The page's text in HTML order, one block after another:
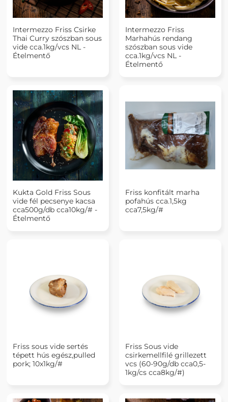
Intermezzo Friss Csirke
Thai Curry szószban sous
vide cca.1kg/vcs NL -
Ételmentő
Intermezzo Friss
Marhahús rendang
szószban sous vide
cca.1kg/vcs NL -
Ételmentő
Kukta Gold Friss Sous
vide fél pecsenye kacsa
cca500g/db cca10kg/# -
Ételmentő
Friss konfitált marha
pofahús cca.1,5kg
cca7,5kg/#
Friss sous vide sertés
tépett hús egész,pulled
pork; 10x1kg/#
Friss Sous vide
csirkemellfilé grillezett
vcs (60-90g/db cca0,5-
1kg/cs cca8kg/#)